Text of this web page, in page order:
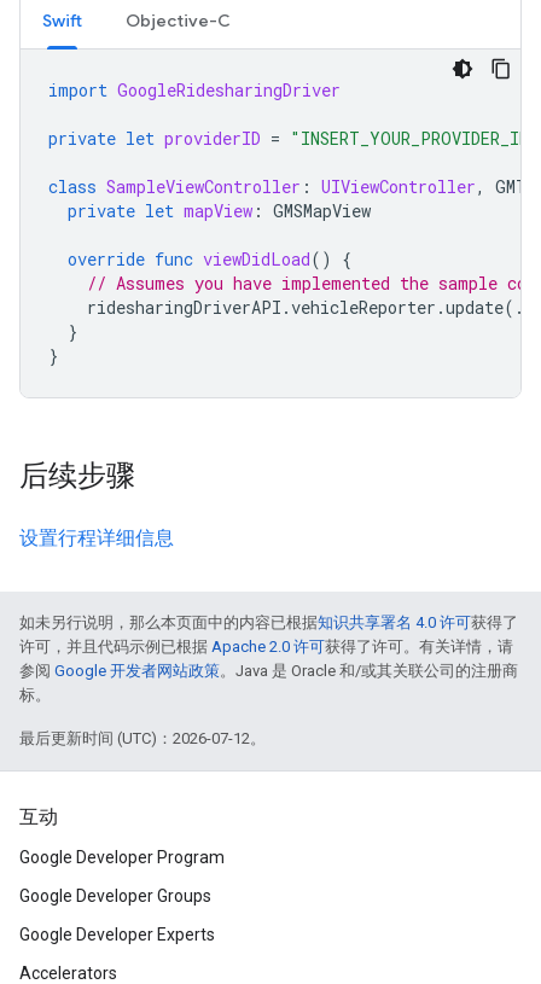
Swift Objective-C
import GoogleRidesharingDriver
private let providerID = "INSERT_YOUR_PROVIDER_ID"
class SampleViewController : UIViewController,
private let mapView : GMSMapView
override func viewDidLoad()
{
// Assumes you have implemented the sample
ridesharingDriverAPI .vehicleReporter .update(.
}
}
后续步骤
设置行程详细信息
如未另行说明，那么本页面中的内容已根据知识共享署名 4.0 许可获得了
许可，并且代码示例已根据 Apache 2.0 许可获得了许可。有关详情，请
参阅 Google 开发者网站政策。Java 是 Oracle 和/或其关联公司的注册商
标。
最后更新时间 (UTC)：2026-07-12。
互动
Google Developer Program
Google Developer Groups
Google Developer Experts
Accelerators